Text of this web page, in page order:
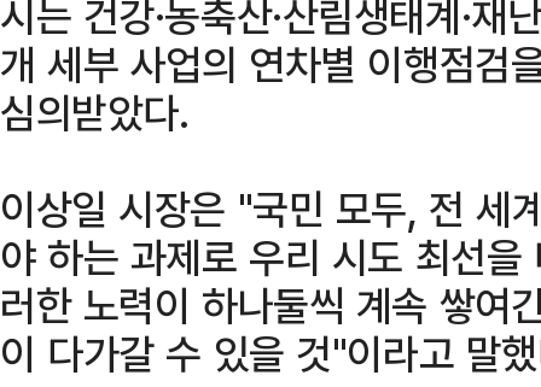
시는 건강·농축산·산림생태계·
개 세부 사업의 연차별 이행점검
심의받았다.
이상일 시장은 "국민 모두, 전 세
야 하는 과제로 우리 시도 최선
러한 노력이 하나둘씩 계속 쌓여
이 다가갈 수 있을 것"이라고 말